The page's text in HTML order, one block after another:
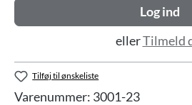
Log ind
ellerTilmeld
Tilføj til ønskeliste
Varenummer: 3001-23